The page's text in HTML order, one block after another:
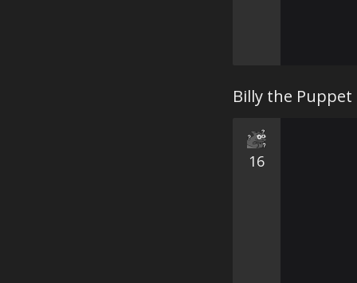
Billy the Puppet
16